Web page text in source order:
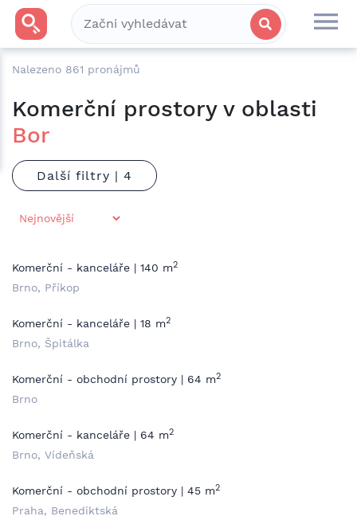
Nalezeno 861 pronájmů
Komerční prostory v oblasti
Bor
Další filtry |
Komerční - kanceláře | 140 m2
Brno, Příkop
Komerční - kanceláře | 18 m2
Brno, Špitálka
Komerční - obchodní prostory | 64 m2
Brno
Komerční - kanceláře | 64 m2
Brno, Vídeňská
Komerční - obchodní prostory | 45 m2
Praha, Benediktská